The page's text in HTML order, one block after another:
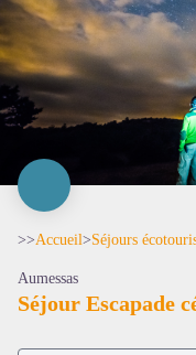
>>Accueil>Séjours
Aumessas
Séjour Escapade